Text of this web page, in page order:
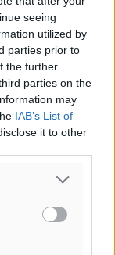
seeing
utilized by
parties prior to
the further
parties on the
may
IAB’s List of
it to other